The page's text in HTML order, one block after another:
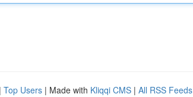
| Top Users | Made with Kliqqi CMS | All RSS Feeds